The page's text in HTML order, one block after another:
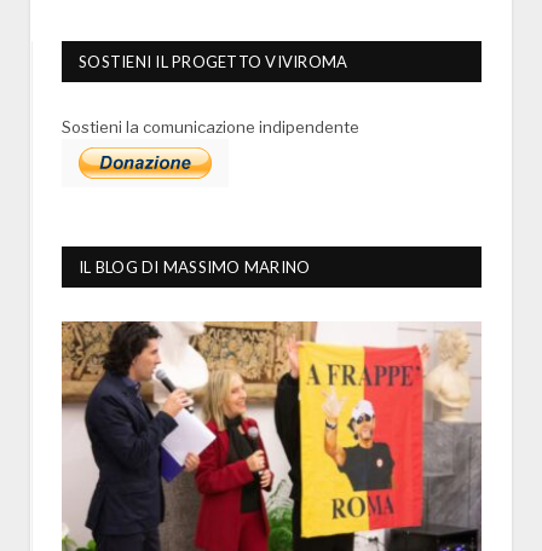
SOSTIENI IL PROGETTO VIVIROMA
Sostieni la comunicazione indipendente
IL BLOG DI MASSIMO MARINO